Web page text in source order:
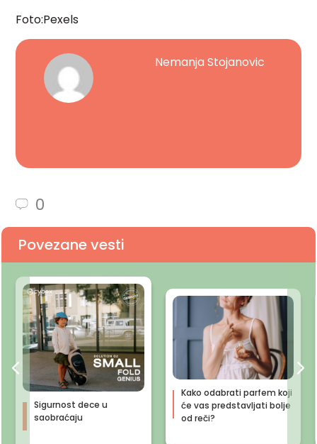
Foto:Pexels
Nemanja Stojanovic
0
Povezane vesti
Sigurnost dece u
saobraćaju
Kako odabrati parfem koji
će vas predstavljati bolje
od reči?